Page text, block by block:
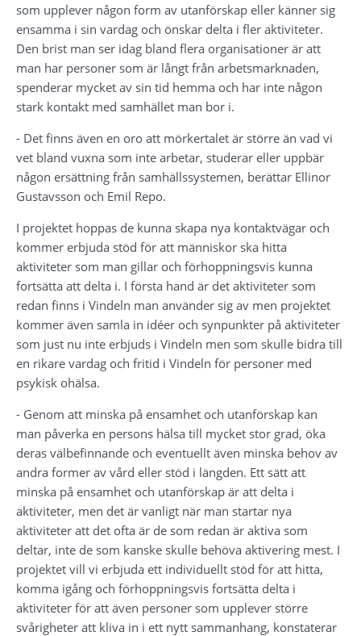
som upplever någon form av utanförskap eller känner sig
ensamma i sin vardag och önskar delta i fler aktiviteter.
Den brist man ser idag bland flera organisationer är att
man har personer som är långt från arbetsmarknaden,
spenderar mycket av sin tid hemma och har inte någon
stark kontakt med samhället man bor i.
- Det finns även en oro att mörkertalet är större än vad vi
vet bland vuxna som inte arbetar, studerar eller uppbär
någon ersättning från samhällssystemen, berättar Ellinor
Gustavsson och Emil Repo.
I projektet hoppas de kunna skapa nya kontaktvägar och
kommer erbjuda stöd för att människor ska hitta
aktiviteter som man gillar och förhoppningsvis kunna
fortsätta att delta i. I första hand är det aktiviteter som
redan finns i Vindeln man använder sig av men projektet
kommer även samla in idéer och synpunkter på aktiviteter
som just nu inte erbjuds i Vindeln men som skulle bidra till
en rikare vardag och fritid i Vindeln för personer med
psykisk ohälsa.
- Genom att minska på ensamhet och utanförskap kan
man påverka en persons hälsa till mycket stor grad, öka
deras välbefinnande och eventuellt även minska behov av
andra former av vård eller stöd i längden. Ett sätt att
minska på ensamhet och utanförskap är att delta i
aktiviteter, men det är vanligt när man startar nya
aktiviteter att det ofta är de som redan är aktiva som
deltar, inte de som kanske skulle behöva aktivering mest. I
projektet vill vi erbjuda ett individuellt stöd för att hitta,
komma igång och förhoppningsvis fortsätta delta i
aktiviteter för att även personer som upplever större
svårigheter att kliva in i ett nytt sammanhang, konstaterar